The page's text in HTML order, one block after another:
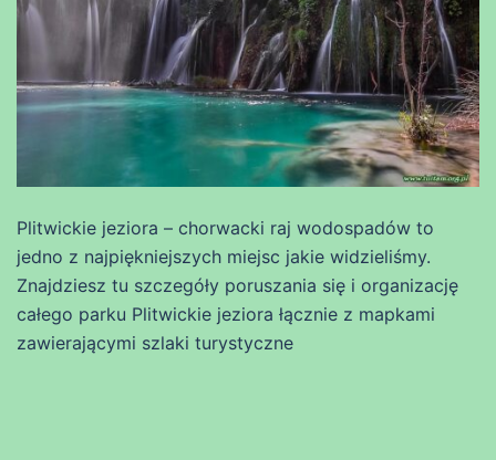
Plitwickie jeziora – chorwacki raj wodospadów to
jedno z najpiękniejszych miejsc jakie widzieliśmy.
Znajdziesz tu szczegóły poruszania się i organizację
całego parku Plitwickie jeziora łącznie z mapkami
zawierającymi szlaki turystyczne